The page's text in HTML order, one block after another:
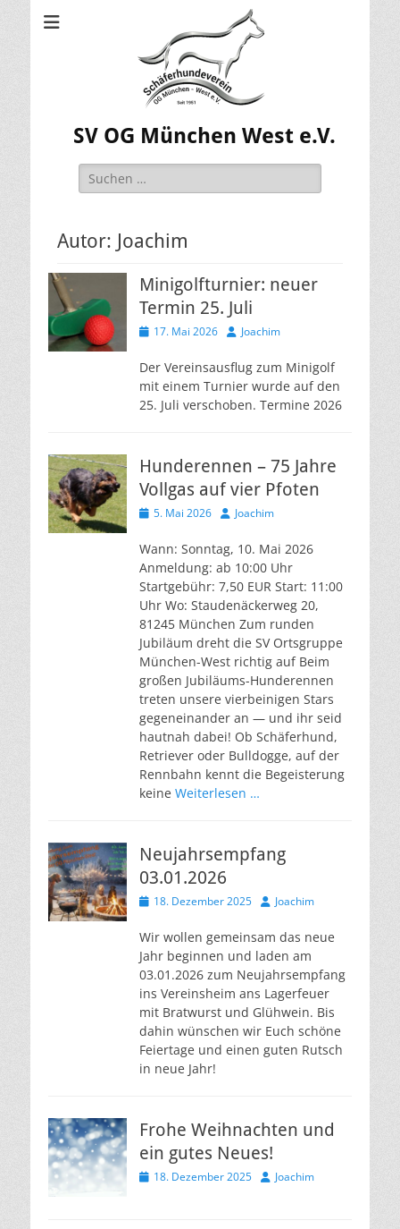
SV OG München West e.V.
Suchen
nach:
Autor: Joachim
Minigolfturnier: neuer
Termin 25. Juli
Veröffentlicht
17. Mai 2026 AutorJoachim
Der Vereinsausflug zum Minigolf
mit einem Turnier wurde auf den
25. Juli verschoben. Termine 2026
Hunderennen – 75 Jahre
Vollgas auf vier Pfoten
Veröffentlicht
5. Mai 2026 AutorJoachim
Wann: Sonntag, 10. Mai 2026
Anmeldung: ab 10:00 Uhr
Startgebühr: 7,50 EUR Start: 11:00
Uhr Wo: Staudenäckerweg 20,
81245 München Zum runden
Jubiläum dreht die SV Ortsgruppe
München-West richtig auf Beim
großen Jubiläums-Hunderennen
treten unsere vierbeinigen Stars
gegeneinander an — und ihr seid
hautnah dabei! Ob Schäferhund,
Retriever oder Bulldogge, auf der
Rennbahn kennt die Begeisterung
keine Weiterlesen …
Neujahrsempfang
03.01.2026
Veröffentlicht
18. Dezember 2025 AutorJoachim
Wir wollen gemeinsam das neue
Jahr beginnen und laden am
03.01.2026 zum Neujahrsempfang
ins Vereinsheim ans Lagerfeuer
mit Bratwurst und Glühwein. Bis
dahin wünschen wir Euch schöne
Feiertage und einen guten Rutsch
in neue Jahr!
Frohe Weihnachten und
ein gutes Neues!
Veröffentlicht
18. Dezember 2025 AutorJoachim